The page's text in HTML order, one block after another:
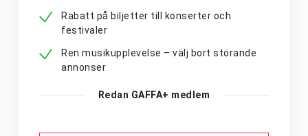
Rabatt på biljetter till konserter och
festivaler
Ren musikupplevelse – välj bort störande
annonser
Redan GAFFA+ medlem